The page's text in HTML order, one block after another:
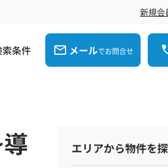
新規会
条件 メールでお問合せ
エリアから物件を